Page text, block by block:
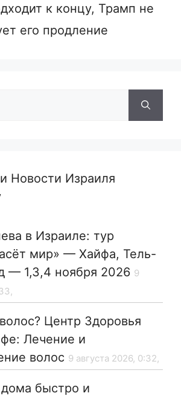
к концу, Трамп не
его продление
Новости Израиля
в Израиле: тур
мир» — Хайфа, Тель-
— 1,3,4 ноября 2026 9
Центр Здоровья
Лечение и
волос 9 августа 2026, 0:32,
быстро и